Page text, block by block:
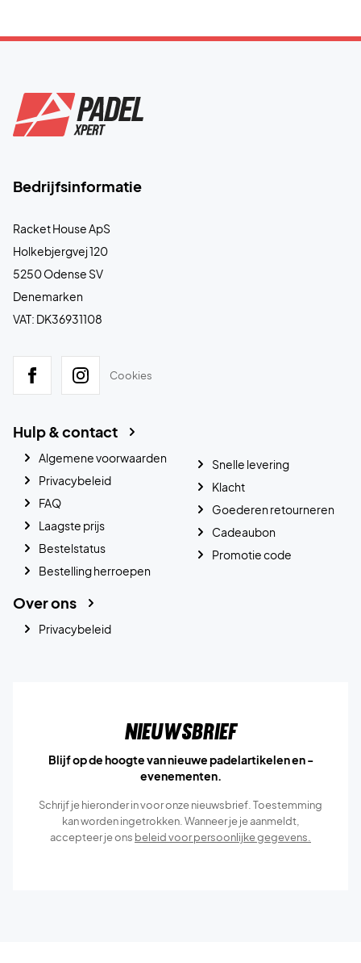
Bedrijfsinformatie
Racket House ApS
Holkebjergvej 120
5250 Odense SV
Denemarken
VAT: DK36931108
Cookies
Hulp & contact
Algemene voorwaarden
Privacybeleid
FAQ
Laagste prijs
Bestelstatus
Bestelling herroepen
Snelle levering
Klacht
Goederen retourneren
Cadeaubon
Promotie code
Over ons
Privacybeleid
Nieuwsbrief
Blijf op de hoogte van nieuwe padelartikelen en -
evenementen.
Schrijf je hieronder in voor onze nieuwsbrief. Toestemming
kan worden ingetrokken. Wanneer je je aanmeldt,
accepteer je ons beleid voor persoonlijke gegevens.